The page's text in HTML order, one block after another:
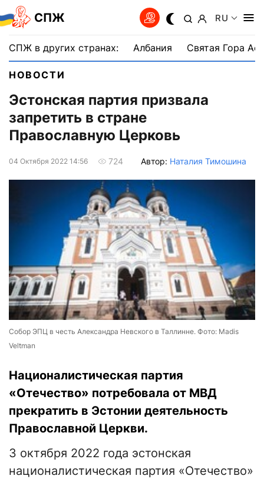
СПЖ RU
СПЖ в других странах: Албания Святая Гора
НОВОСТИ
Эстонская партия призвала
запретить в стране
Православную Церковь
04 Октября 2022 14:56 724 Автор: Наталия Тимошина
Собор ЭПЦ в честь Александра Невского в Таллинне. Фото: Madis
Veltman
Националистическая партия
«Отечество» потребовала от МВД
прекратить в Эстонии деятельность
Православной Церкви.
3 октября 2022 года эстонская
националистическая партия «Отечество»